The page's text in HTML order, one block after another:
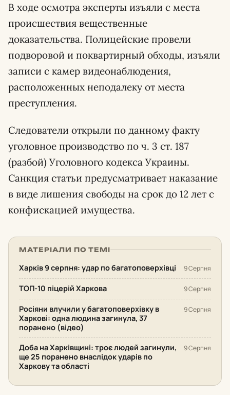
В ходе осмотра эксперты изъяли с места
происшествия вещественные
доказательства. Полицейские провели
подворовой и поквартирный обходы, изъяли
записи с камер видеонаблюдения,
расположенных неподалеку от места
преступления.
Следователи открыли по данному факту
уголовное производство по ч. 3 ст. 187
(разбой) Уголовного кодекса Украины.
Санкция статьи предусматривает наказание
в виде лишения свободы на срок до 12 лет с
конфискацией имущества.
МАТЕРІАЛИ ПО ТЕМІ
Харків 9 серпня: удар по багатоповерхівці 9 Серпня
ТОП-10 піцерій Харкова 9 Серпня
Росіяни влучили у багатоповерхівку в
Харкові: одна людина загинула, 37
поранено (відео)
9 Серпня
Доба на Харківщині: троє людей загинули,
ще 25 поранено внаслідок ударів по
Харкову та області
9 Серпня